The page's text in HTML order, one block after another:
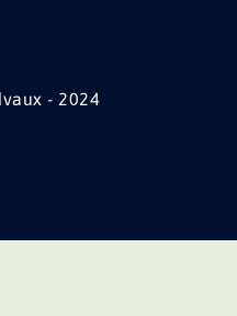
- 2024